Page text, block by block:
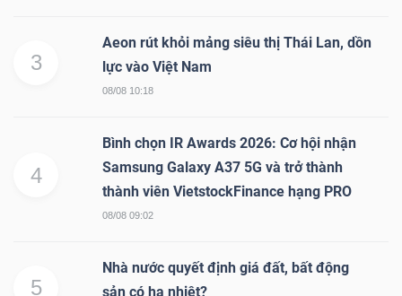
3
Aeon rút khỏi mảng siêu thị Thái Lan, dồn
lực vào Việt Nam
08/08 10:18
4
Bình chọn IR Awards 2026: Cơ hội nhận
Samsung Galaxy A37 5G và trở thành
thành viên VietstockFinance hạng PRO
08/08 09:02
5
Nhà nước quyết định giá đất, bất động
sản có hạ nhiệt?